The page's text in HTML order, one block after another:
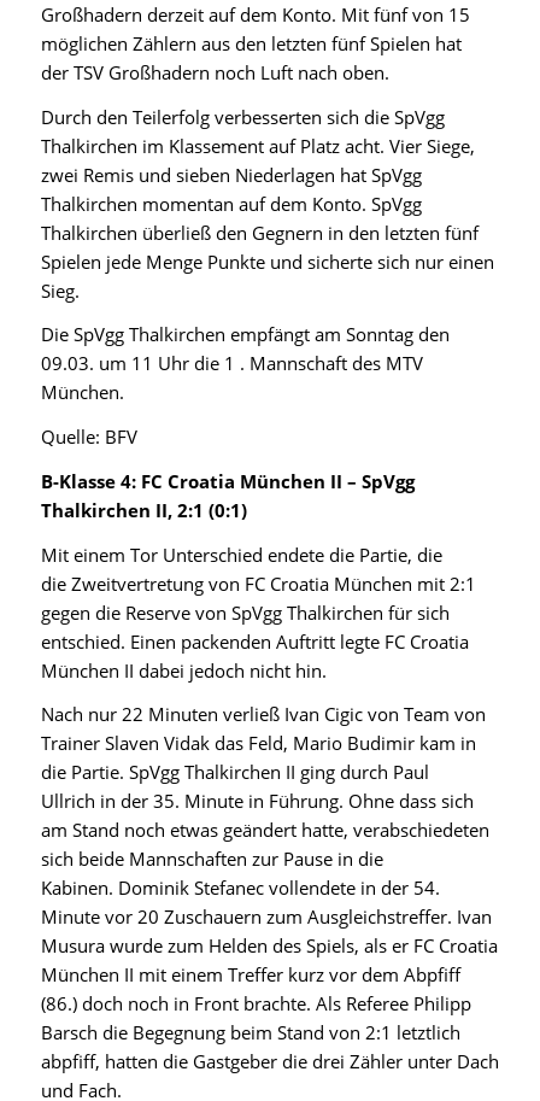
Großhadern derzeit auf dem Konto. Mit fünf von 15
möglichen Zählern aus den letzten fünf Spielen hat
der TSV Großhadern noch Luft nach oben.
Durch den Teilerfolg verbesserten sich die SpVgg
Thalkirchen im Klassement auf Platz acht. Vier Siege,
zwei Remis und sieben Niederlagen hat SpVgg
Thalkirchen momentan auf dem Konto. SpVgg
Thalkirchen überließ den Gegnern in den letzten fünf
Spielen jede Menge Punkte und sicherte sich nur einen
Sieg.
Die SpVgg Thalkirchen empfängt am Sonntag den
09.03. um 11 Uhr die 1 . Mannschaft des MTV
München.
Quelle: BFV
B-Klasse 4: FC Croatia München II – SpVgg
Thalkirchen II, 2:1 (0:1)
Mit einem Tor Unterschied endete die Partie, die
die Zweitvertretung von FC Croatia München mit 2:1
gegen die Reserve von SpVgg Thalkirchen für sich
entschied. Einen packenden Auftritt legte FC Croatia
München II dabei jedoch nicht hin.
Nach nur 22 Minuten verließ Ivan Cigicvon Team von
Trainer Slaven Vidakdas Feld, Mario Budimirkam in
die Partie. SpVgg Thalkirchen II ging durch Paul
Ullrich in der 35. Minute in Führung. Ohne dass sich
am Stand noch etwas geändert hatte, verabschiedeten
sich beide Mannschaften zur Pause in die
Kabinen. Dominik Stefanecvollendete in der 54.
Minute vor 20 Zuschauern zum Ausgleichstreffer. Ivan
Musurawurde zum Helden des Spiels, als er FC Croatia
München II mit einem Treffer kurz vor dem Abpfiff
(86.) doch noch in Front brachte. Als Referee Philipp
Barsch die Begegnung beim Stand von 2:1 letztlich
abpfiff, hatten die Gastgeberdie drei Zähler unter Dach
und Fach.